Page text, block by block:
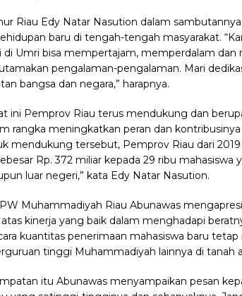
Riau Edy Natar Nasution dalam
baru di tengah-tengah masyarakat.
di Umri bisa mempertajam, memperdalam dan
pengalaman-pengalaman. Mari
bangsa dan negara,” harapnya.
ini Pemprov Riau terus mendukung dan
rangka meningkatkan peran dan
mendukung tersebut, Pemprov Riau dari
Rp. 372 miliar kepada 29 ribu
luar negeri,” kata Edy Natar Nasution.
Muhammadiyah Riau Abunawas
kinerja yang baik dalam menghadapi
kuantitas penerimaan mahasiswa baru
tinggi Muhammadiyah lainnya di tanah
itu Abunawas menyampaikan pesan